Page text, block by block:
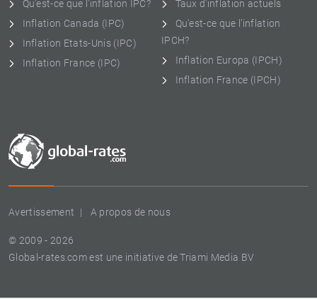
Avertissement A propos de nous
© 2009 - 2026
Global-rates.com est une initiative de Triami Media BV
Qu'est-ce que l'inflation IPC?
Inflation Canada (IPC)
Inflation Etats-Unis (IPC)
Inflation France (IPC)
Taux d'inflation actuels
Qu'est-ce que l'inflation
IPCH?
Inflation Europa (IPCH)
Inflation France (IPCH)